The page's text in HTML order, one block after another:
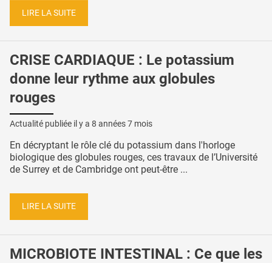
LIRE LA SUITE
CRISE CARDIAQUE : Le potassium
donne leur rythme aux globules
rouges
Actualité publiée il y a 8 années 7 mois
En décryptant le rôle clé du potassium dans l'horloge
biologique des globules rouges, ces travaux de l’Université
de Surrey et de Cambridge ont peut-être ...
LIRE LA SUITE
MICROBIOTE INTESTINAL : Ce que les